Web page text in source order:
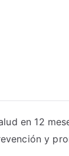
en 12
y